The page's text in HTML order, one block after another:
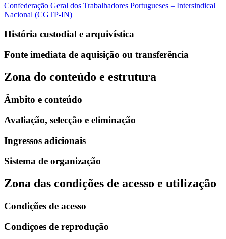
Confederação Geral dos Trabalhadores Portugueses – Intersindical
Nacional (CGTP-IN)
História custodial e arquivística
Fonte imediata de aquisição ou transferência
Zona do conteúdo e estrutura
Âmbito e conteúdo
Avaliação, selecção e eliminação
Ingressos adicionais
Sistema de organização
Zona das condições de acesso e utilização
Condições de acesso
Condiçoes de reprodução